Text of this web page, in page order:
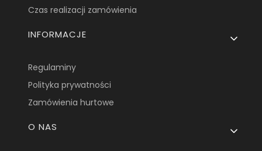
Czas realizacji zamówienia
INFORMACJE
Regulaminy
Polityka prywatności
Zamówienia hurtowe
O NAS